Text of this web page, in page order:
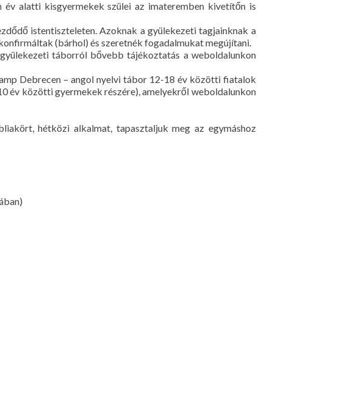
alatti kisgyermekek szülei az imateremben kivetítőn is
istentiszteleten. Azoknak a gyülekezeti tagjainknak a
(bárhol) és szeretnék fogadalmukat megújítani.
táborról bővebb tájékoztatás a weboldalunkon
Debrecen – angol nyelvi tábor 12-18 év közötti fiatalok
év közötti gyermekek részére), amelyekről weboldalunkon
hétközi alkalmat, tapasztaljuk meg az egymáshoz